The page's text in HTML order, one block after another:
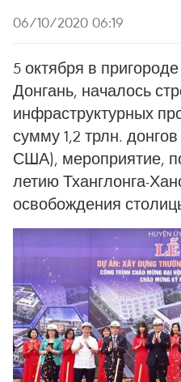
06/10/2020 06:19
5 октября в
Донгань, началось
инфраструктурных
сумму 1,2 трлн.
США), мероприятие,
летию Тханглонга-
освобождения